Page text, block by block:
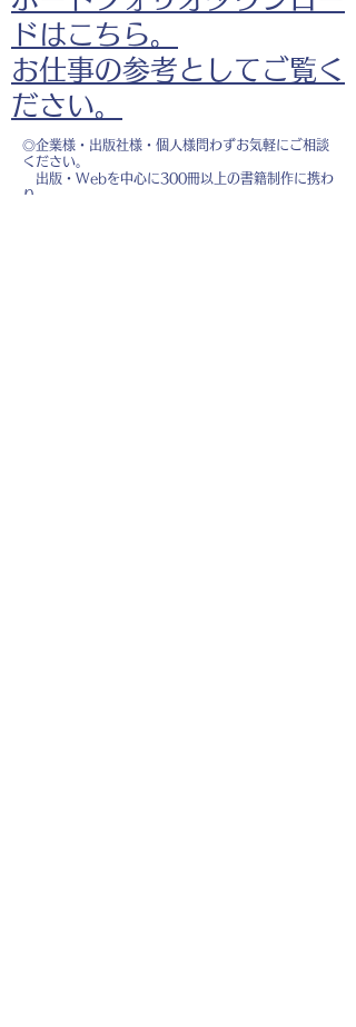
ドはこちら。
お仕事の参考としてご覧く
ださい。
◎企業様・出版社様・個人様問わずお気軽にご相談
ください。
出版・Webを中心に300冊以上の書籍制作に携わ
り、